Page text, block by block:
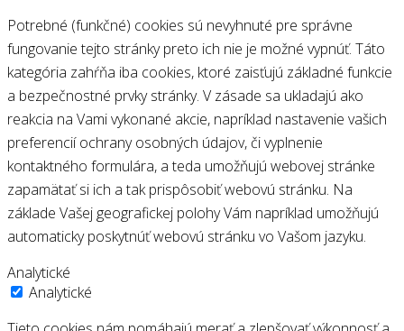
Potrebné (funkčné) cookies sú nevyhnuté pre správne
fungovanie tejto stránky preto ich nie je možné vypnúť. Táto
kategória zahŕňa iba cookies, ktoré zaisťujú základné funkcie
a bezpečnostné prvky stránky. V zásade sa ukladajú ako
reakcia na Vami vykonané akcie, napríklad nastavenie vašich
preferencií ochrany osobných údajov, či vyplnenie
kontaktného formulára, a teda umožňujú webovej stránke
zapamätať si ich a tak prispôsobiť webovú stránku. Na
základe Vašej geografickej polohy Vám napríklad umožňujú
automaticky poskytnúť webovú stránku vo Vašom jazyku.
Analytické
Analytické